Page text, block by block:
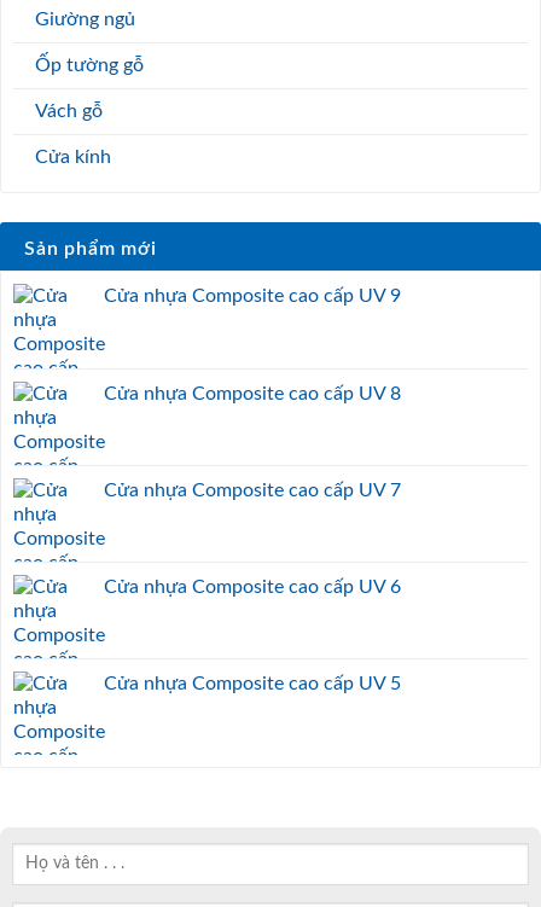
Giường ngủ
Ốp tường gỗ
Vách gỗ
Cửa kính
Sản phẩm mới
Cửa nhựa Composite cao cấp UV 9
Cửa nhựa Composite cao cấp UV 8
Cửa nhựa Composite cao cấp UV 7
Cửa nhựa Composite cao cấp UV 6
Cửa nhựa Composite cao cấp UV 5